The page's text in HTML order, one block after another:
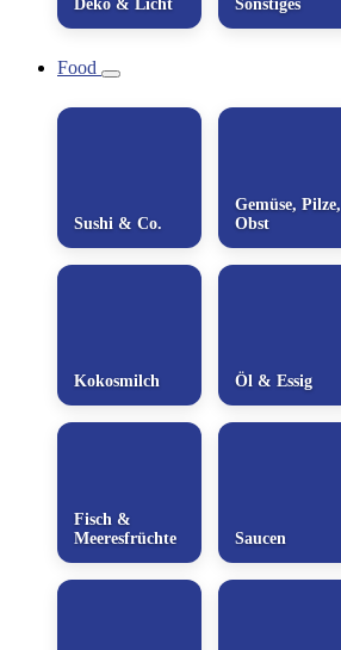
Deko & Licht Sonstiges
Food
Sushi & Co.
Gemüse, Pilze,
Obst
Kokosmilch Öl & Essig
Fisch &
Meeresfrüchte
Saucen